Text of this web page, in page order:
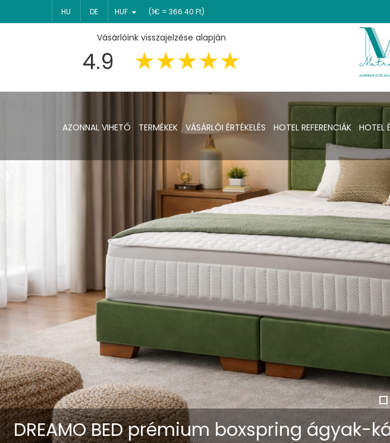
HU DE HUF (1€ = 366.40 Ft)
Vásárlóink visszajelzése alapján
4.9
AZONNAL VIHETŐ TERMÉKEK VÁSÁRLÓI ÉRTÉKELÉS HOTEL REFERENCIÁK HOTEL
DREAMO BED prémium boxspring